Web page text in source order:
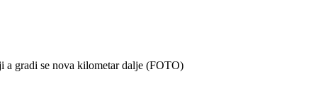
a gradi se nova kilometar dalje (FOTO)